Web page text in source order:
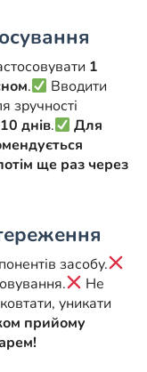
1
.
Вводити
зручності
днів.
Для
ще раз через
засобу.
Не
уникати
прийому